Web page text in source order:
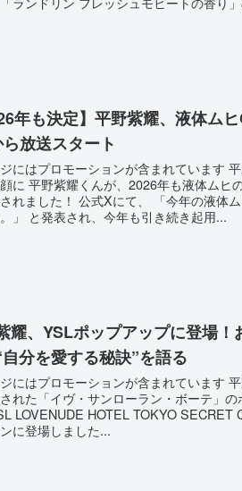
年も決定】平野紫耀、液体ム
放送スタート
にはプロモーションが含まれています
に 平野紫耀くんが、2026年も液体ムヒ
れました！ 公式Xにて、 「今年の液体
」 と発表され、今年も引き続き起用...
耀、YSLポップアップに登場！
分を愛する秘訣”を語る
にはプロモーションが含まれています
れた「イヴ・サンローラン・ボーテ」
LOVENUDE HOTEL TOKYO SECRET
に登場しました...